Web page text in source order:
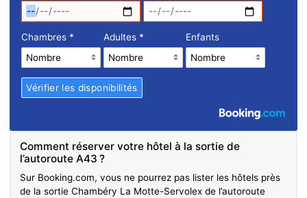
Chambres * Adultes * Enfants
Comment réserver votre hôtel à la sortie de
l’autoroute A43 ?
Sur Booking.com, vous ne pourrez pas lister les hôtels près
de la sortie Chambéry La Motte-Servolex de l’autoroute